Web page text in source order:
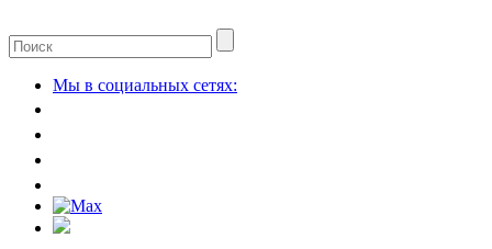
Мы в социальных сетях: